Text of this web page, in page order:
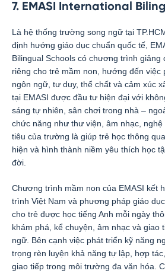
7. EMASI International
Là hệ thống trường song ngữ tại
định hướng giáo dục chuẩn quốc tế,
Bilingual Schools có chương trình giảng
riêng cho trẻ mầm non, hướng đến việc
ngôn ngữ, tư duy, thể chất và cảm xúc
tại EMASI được đầu tư hiện đại với
sáng tự nhiên, sân chơi trong nhà –
chức năng như thư viện, âm nhạc,
tiêu của trường là giúp trẻ học thông
hiện và hình thành niềm yêu thích học
đời.
Chương trình mầm non của EMASI kết
trình Việt Nam và phương pháp giáo
cho trẻ được học tiếng Anh mỗi ngày
khám phá, kể chuyện, âm nhạc và giao
ngữ. Bên cạnh việc phát triển kỹ năng
trọng rèn luyện khả năng tự lập, hợp
giao tiếp trong môi trường đa văn hóa.